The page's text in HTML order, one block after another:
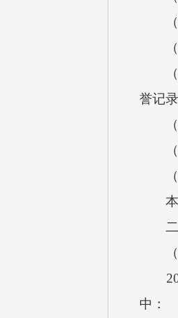
（
（
（
誉记
（
（
（
本单
二
（
中：